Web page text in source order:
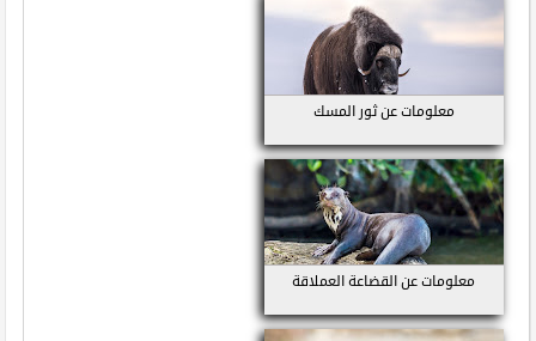
معلومات عن ثور المسك
معلومات عن القضاعة العملاقة